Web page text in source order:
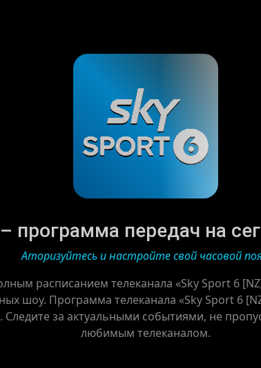
программа передач на
Аторизуйтесь и настройте свой часовой
расписанием телеканала «Sky Sport 6
шоу. Программа телеканала «Sky Sport 6
за актуальными событиями, не
любимым телеканалом.